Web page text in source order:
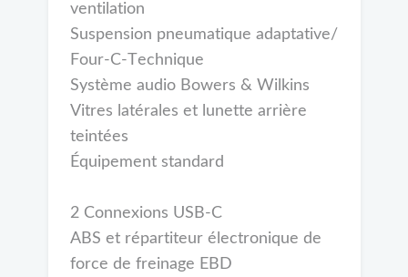
ventilation
Suspension pneumatique adaptative/
Four-C-Technique
Système audio Bowers & Wilkins
Vitres latérales et lunette arrière
teintées
Équipement standard
2 Connexions USB-C
ABS et répartiteur électronique de
force de freinage EBD